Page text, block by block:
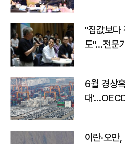
"집값보다
도"…전문
6월 경상
대
이란·오만